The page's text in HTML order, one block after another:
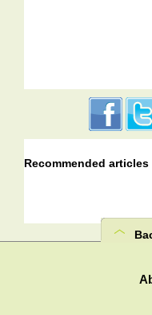
Recommended articles